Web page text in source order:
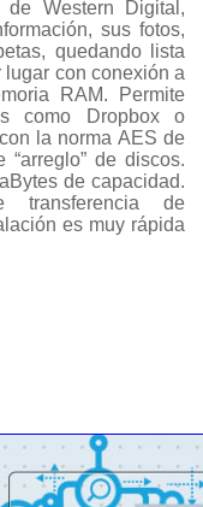
Western Digital,
sus fotos,
quedando lista
con conexión a
RAM. Permite
como Dropbox o
la norma AES de
de discos.
de capacidad.
de
es muy rápida